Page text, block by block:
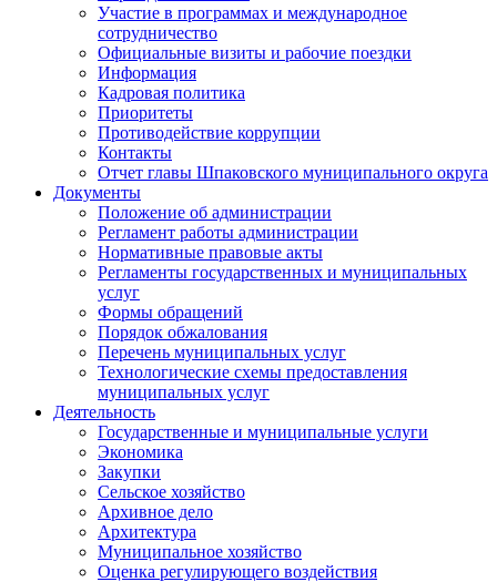
Участие в программах и международное
сотрудничество
Официальные визиты и рабочие поездки
Информация
Кадровая политика
Приоритеты
Противодействие коррупции
Контакты
Отчет главы Шпаковского муниципального округа
Документы
Положение об администрации
Регламент работы администрации
Нормативные правовые акты
Регламенты государственных и муниципальных
услуг
Формы обращений
Порядок обжалования
Перечень муниципальных услуг
Технологические схемы предоставления
муниципальных услуг
Деятельность
Государственные и муниципальные услуги
Экономика
Закупки
Сельское хозяйство
Архивное дело
Архитектура
Муниципальное хозяйство
Оценка регулирующего воздействия